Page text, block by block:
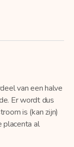
van een halve
Er wordt dus
is (kan zijn)
placenta al